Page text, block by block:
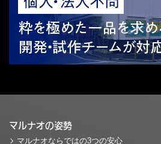
マルナオの姿勢
マルナオならではの3つの安心